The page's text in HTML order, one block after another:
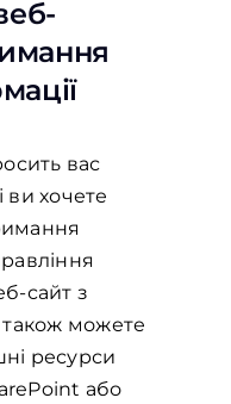
вас
ви хочете
сайт з
можете
ресурси
або